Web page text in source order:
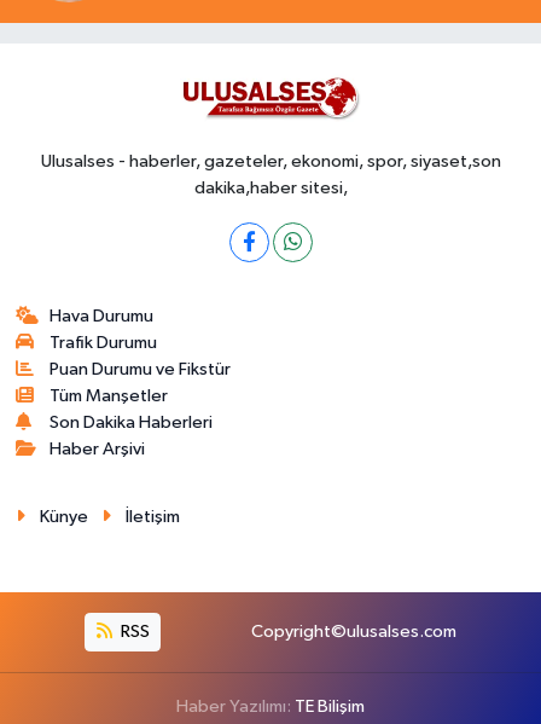
Ulusalses - haberler, gazeteler, ekonomi, spor, siyaset,son
dakika,haber sitesi,
Hava Durumu
Trafik Durumu
Puan Durumu ve Fikstür
Tüm Manşetler
Son Dakika Haberleri
Haber Arşivi
Künye İletişim
RSS Copyright©ulusalses.com
Haber Yazılımı: TE Bilişim